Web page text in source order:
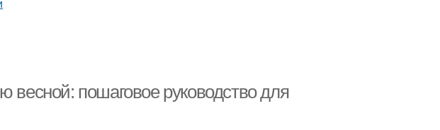
весной: пошаговое руководство для